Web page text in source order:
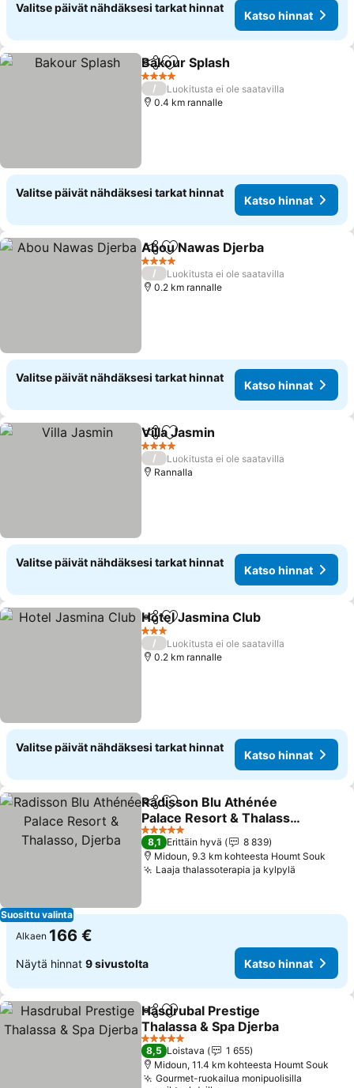
Valitse päivät nähdäksesi tarkat hinnat
Katso hinnat
Jaa Lisää suosikkeihin
Bakour Splash
4 Tähtiluokitus
/
Luokitusta ei ole saatavilla
0.4 km rannalle
Valitse päivät nähdäksesi tarkat hinnat
Katso hinnat
Jaa Lisää suosikkeihin
Abou Nawas Djerba
4 Tähtiluokitus
/
Luokitusta ei ole saatavilla
0.2 km rannalle
Valitse päivät nähdäksesi tarkat hinnat
Katso hinnat
Jaa Lisää suosikkeihin
Villa Jasmin
4 Tähtiluokitus
/
Luokitusta ei ole saatavilla
Rannalla
Valitse päivät nähdäksesi tarkat hinnat
Katso hinnat
Jaa Lisää suosikkeihin
Hotel Jasmina Club
3 Tähtiluokitus
/
Luokitusta ei ole saatavilla
0.2 km rannalle
Valitse päivät nähdäksesi tarkat hinnat
Katso hinnat
Suosittu valinta
Jaa Lisää suosikkeihin
Radisson Blu Athénée
Palace Resort & Thalasso,
Djerba
5 Tähtiluokitus
8,1 Erittäin hyvä
8 839
Midoun, 9.3 km kohteesta Houmt Souk
Laaja thalassoterapia ja kylpylä
Alkaen 166 €
Näytä hinnat 9 sivustolta Katso hinnat
Jaa Lisää suosikkeihin
Hasdrubal Prestige
Thalassa & Spa Djerba
5 Tähtiluokitus
8,5 Loistava
1 655
Midoun, 11.4 km kohteesta Houmt Souk
Gourmet-ruokailua monipuolisilla